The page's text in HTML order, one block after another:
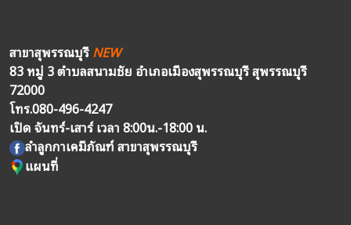
สาขาสุพรรณบุรีNEW
83 หมู่ 3 ตำบลสนามชัย อำเภอเมืองสุพรรณบุรี สุพรรณบุรี
72000
โทร.080-496-4247
เปิด จันทร์-เสาร์ เวลา 8:00น.-18:00 น.
ลำลูกกาเคมีภัณฑ์ สาขาสุพรรณบุรี
แผนที่